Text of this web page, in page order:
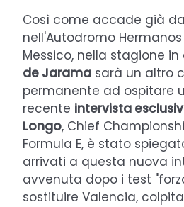
Così come accade già
nell'Autodromo
Messico, nella stagione in
de Jarama sarà un altro
permanente ad ospitare
recente intervista
Longo, Chief
Formula E, è stato
arrivati a questa nuova
avvenuta dopo i test
sostituire Valencia,